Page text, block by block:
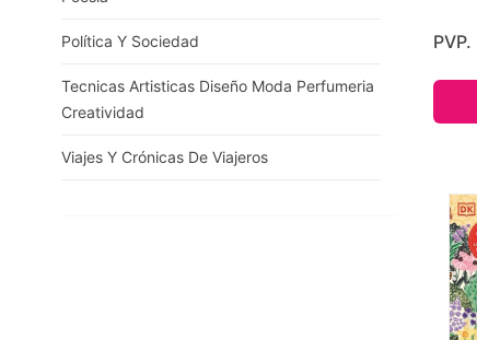
Política Y Sociedad
Tecnicas Artisticas Diseño Moda Perfumeria
Creatividad
Viajes Y Crónicas De Viajeros
PVP.